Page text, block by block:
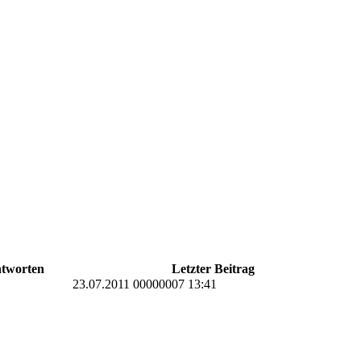
Letzter Beitrag
23.07.2011 00000007 13:41